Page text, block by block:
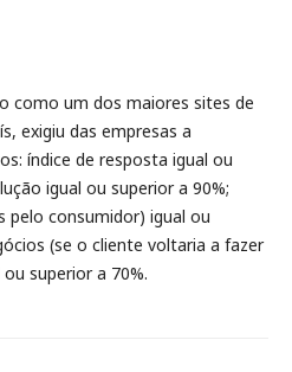
como um dos maiores sites de
exigiu das empresas a
índice de resposta igual ou
igual ou superior a 90%;
pelo consumidor) igual ou
(se o cliente voltaria a fazer
superior a 70%.